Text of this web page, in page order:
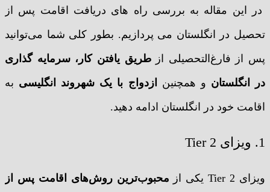
در این مقاله به بررسی راه های دریافت اقامت پس از
تحصیل در انگلستان می پردازیم. بطور کلی شما می‌توانید
پس از فارغ‌التحصیلی از طریق یافتن کار، سرمایه گذاری
در انگلستان و همچنین ازدواج با یک شهروند انگلیسی به
اقامت خود در انگلستان ادامه دهید.
1. ویزای Tier 2
ویزای Tier 2 یکی از
محبوب‌ترین روش‌های اقامت پس از